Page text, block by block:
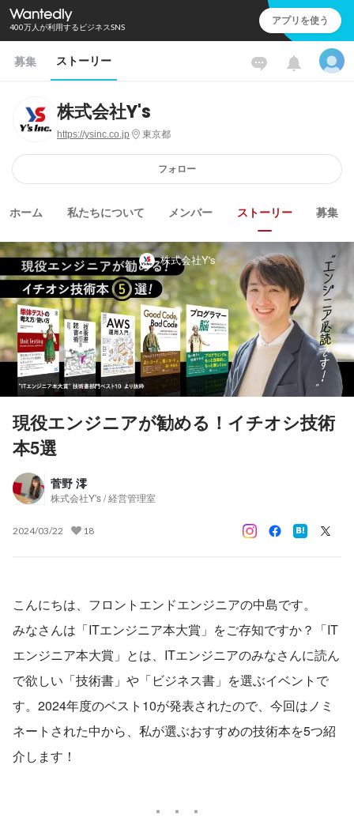
400万人が利用するビジネスSNS アプリを使う
募集 ストーリー
株式会社Y's
https://ysinc.co.jp 東京都
フォロー
ホーム 私たちについて メンバー ストーリー 募集
株式会社Y's
現役エンジニアが勧める！イチオシ技術
本5選
菅野 澪
株式会社Y's / 経営管理室
2024/03/22 18
こんにちは、フロントエンドエンジニアの中島です。
みなさんは「ITエンジニア本大賞」をご存知ですか？「IT
エンジニア本大賞」とは、ITエンジニアのみなさんに読ん
で欲しい「技術書」や「ビジネス書」を選ぶイベントで
す。2024年度のベスト10が発表されたので、今回はノミ
ネートされた中から、私が選ぶおすすめの技術本を5つ紹
介します！